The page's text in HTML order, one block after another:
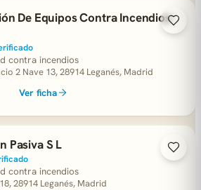
De Equipos Contra Incendios
contra incendios
2 Nave 13, 28914 Leganés, Madrid
Ver ficha
Pasiva S L
contra incendios
28914 Leganés, Madrid